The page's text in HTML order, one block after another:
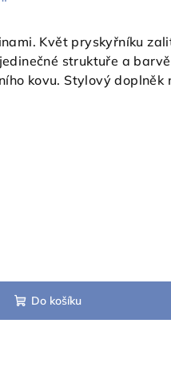
Květ pryskyřníku
struktuře a
kovu. Stylový doplněk
Do košíku